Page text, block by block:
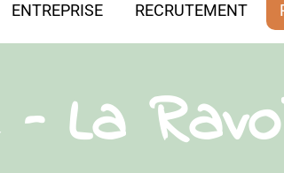
ENTREPRISE RECRUTEMENT
La